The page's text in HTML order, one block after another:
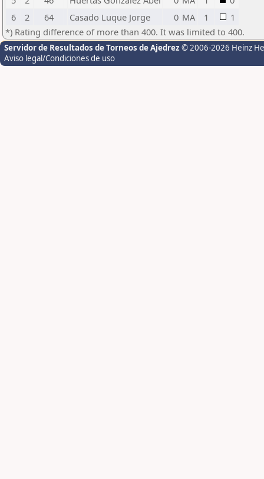
6
2 64 Casado Luque Jorge 0 MA 1
1
*) Rating difference of more than 400. It was limited to 400.
Servidor de Resultados de Torneos de Ajedrez © 2006-2026 Heinz
Aviso legal/Condiciones de uso